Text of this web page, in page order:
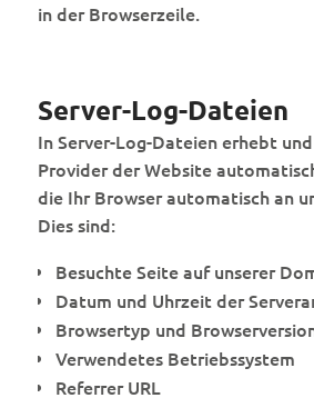
in der Browserzeile.
Server-Log-Dateien
In Server-Log-Dateien erhebt
Provider der Website
die Ihr Browser automatisch an
Dies sind:
Besuchte Seite auf unserer
Datum und Uhrzeit der
Browsertyp und
Verwendetes Betriebssystem
Referrer URL